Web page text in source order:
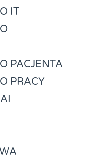
IT
PACJENTA
PRACY